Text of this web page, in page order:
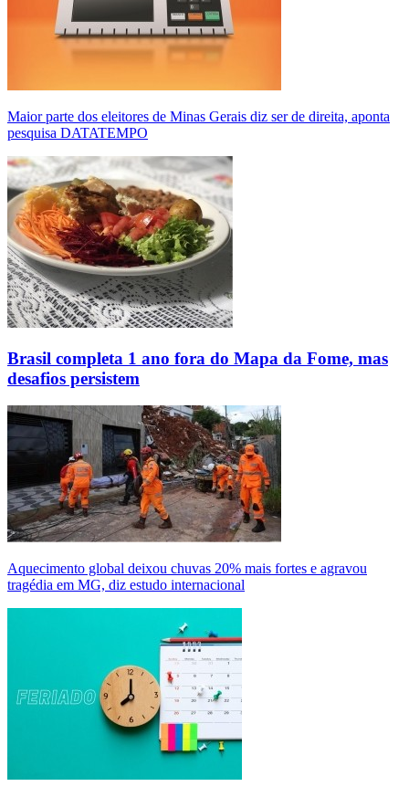
Maior parte dos eleitores de Minas Gerais diz ser de direita, aponta
pesquisa DATATEMPO
Brasil completa 1 ano fora do Mapa da Fome, mas
desafios persistem
Aquecimento global deixou chuvas 20% mais fortes e agravou
tragédia em MG, diz estudo internacional